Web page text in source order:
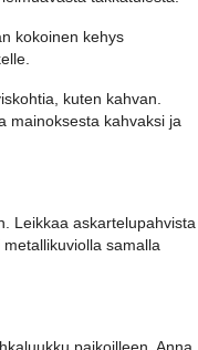
kokoinen kehys
kuten kahvan.
mainoksesta kahvaksi ja
Leikkaa askartelupahvista
samalla